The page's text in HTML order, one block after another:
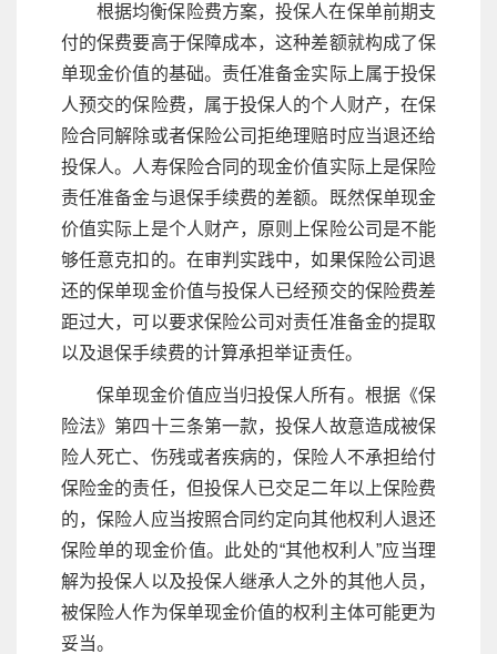
根据均衡保险费方案，投保人在保单前期支
付的保费要高于保障成本，这种差额就构成了保
单现金价值的基础。责任准备金实际上属于投保
人预交的保险费，属于投保人的个人财产，在保
险合同解除或者保险公司拒绝理赔时应当退还给
投保人。人寿保险合同的现金价值实际上是保险
责任准备金与退保手续费的差额。既然保单现金
价值实际上是个人财产，原则上保险公司是不能
够任意克扣的。在审判实践中，如果保险公司退
还的保单现金价值与投保人已经预交的保险费差
距过大，可以要求保险公司对责任准备金的提取
以及退保手续费的计算承担举证责任。
保单现金价值应当归投保人所有。根据《保
险法》第四十三条第一款，投保人故意造成被保
险人死亡、伤残或者疾病的，保险人不承担给付
保险金的责任，但投保人已交足二年以上保险费
的，保险人应当按照合同约定向其他权利人退还
保险单的现金价值。此处的“其他权利人”应当理
解为投保人以及投保人继承人之外的其他人员，
被保险人作为保单现金价值的权利主体可能更为
妥当。